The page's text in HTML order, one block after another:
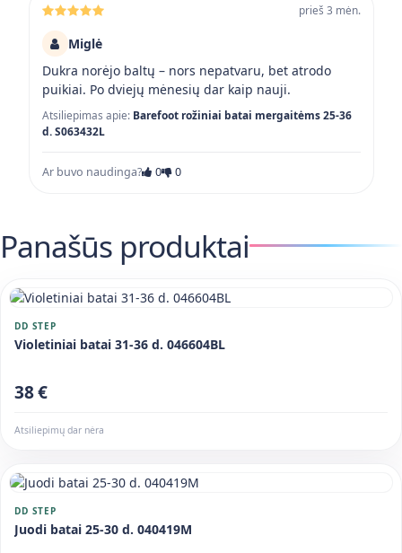
prieš 3 mėn.
Miglė
Dukra norėjo baltų – nors nepatvaru, bet atrodo
puikiai. Po dviejų mėnesių dar kaip nauji.
Atsiliepimas apie: Barefoot rožiniai batai mergaitėms 25-36
d. S063432L
Ar buvo naudinga? 0 0
Panašūs produktai
DD STEP
Violetiniai batai 31-36 d. 046604BL
38 €
Atsiliepimų dar nėra
DD STEP
Juodi batai 25-30 d. 040419M